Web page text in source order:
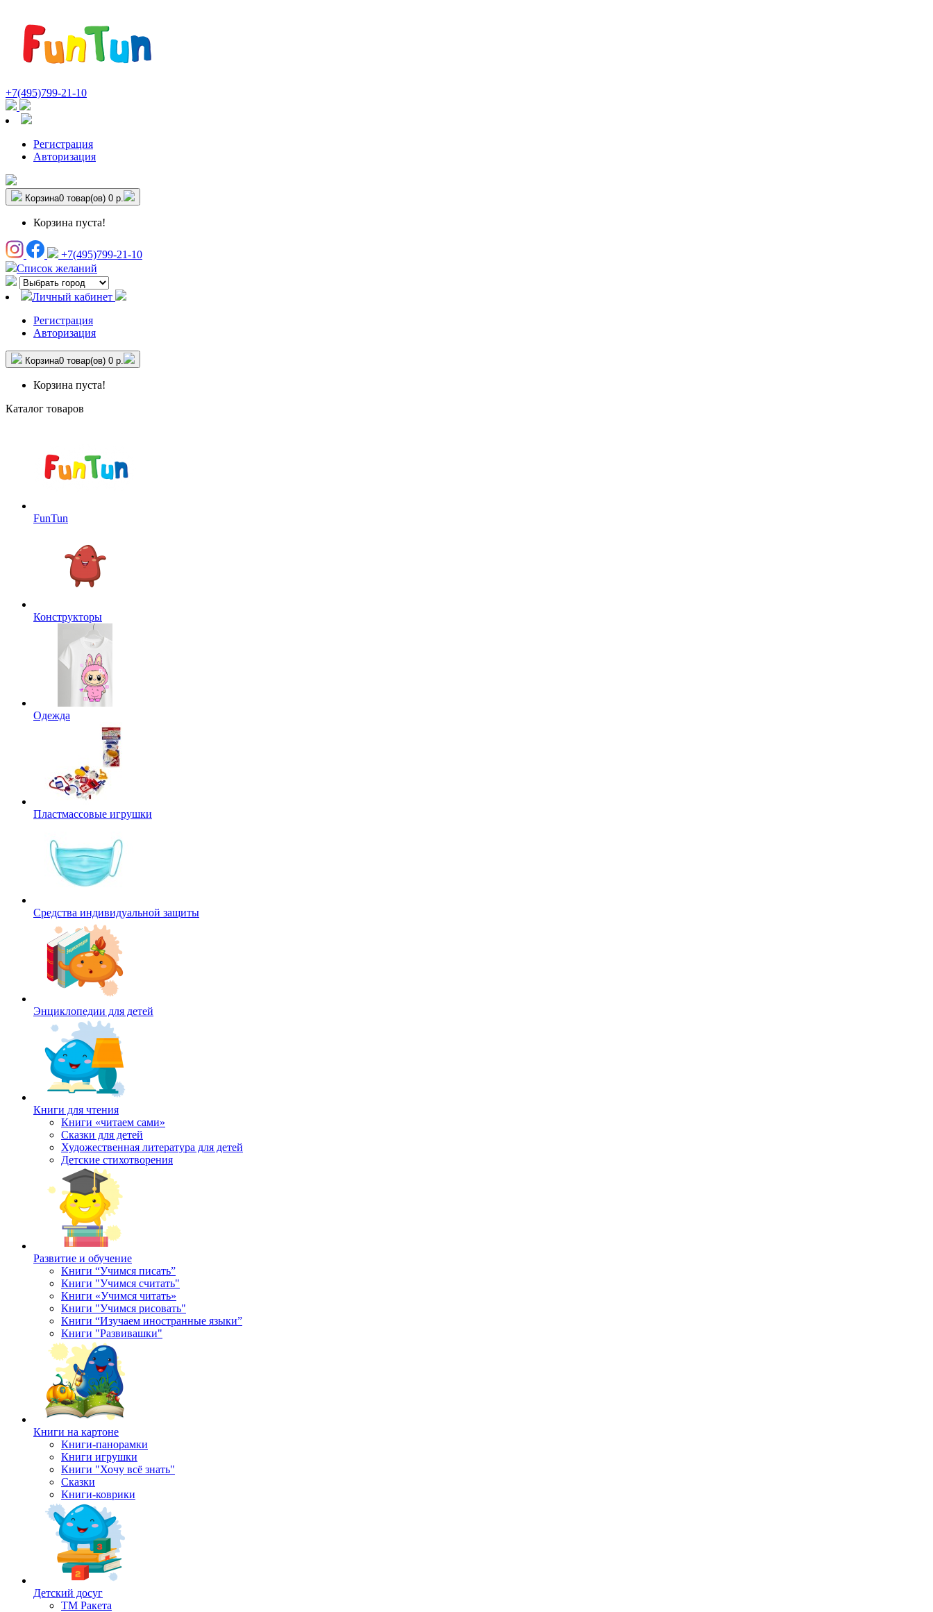
+7(495)799-21-10
Регистрация
Авторизация
Корзина0 товар(ов) 0 р.
Корзина пуста!
+7(495)799-21-10
Список желаний
Личный кабинет
Регистрация
Авторизация
Корзина0 товар(ов) 0 р.
Корзина пуста!
Каталог товаров
FunTun
Конструкторы
Одежда
Пластмассовые игрушки
Средства индивидуальной защиты
Энциклопедии для детей
Книги для чтения
Книги «читаем сами»
Сказки для детей
Художественная литература для детей
Детские стихотворения
Развитие и обучение
Книги “Учимся писать”
Книги "Учимся считать"
Книги «Учимся читать»
Книги "Учимся рисовать"
Книги “Изучаем иностранные языки”
Книги "Развивашки"
Книги на картоне
Книги-панорамки
Книги игрушки
Книги "Хочу всё знать"
Сказки
Книги-коврики
Детский досуг
ТМ Ракета